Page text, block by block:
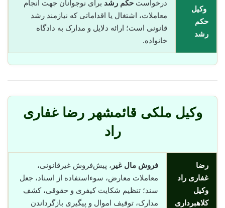
وکیل
حکم
رشد
درخواست حکم رشد برای نوجوانان جهت انجام
معاملات، اشتغال یا اقداماتی که نیازمند رشد
قانونی است؛ ارائه دلایل و مدارک به دادگاه
خانواده.
وکیل ملکی قائمشهر رضا غفاری
راد
رضا
غفاری راد
وکیل
کلاهبرداری
فروش مال غیر ، پیش‌فروش غیرقانونی،
معاملات معارض، سوء‌استفاده از اسناد، جعل
سند؛ تنظیم شکایت کیفری و حقوقی، کشف
مدارک، توقیف اموال و پیگیری بازگرداندن